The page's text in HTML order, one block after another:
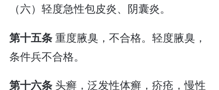
（六）轻度急性包皮炎、阴囊炎。
第十五条重度腋臭，不合格。轻度腋臭，
条件兵不合格。
第十六条 头癣，泛发性体癣，疥疮，慢性